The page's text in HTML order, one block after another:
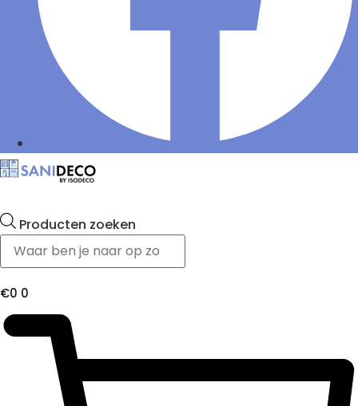
Producten zoeken
€0 0